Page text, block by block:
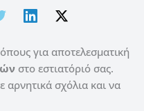
για αποτελεσματική
στο εστιατόριό σας.
σχόλια και να